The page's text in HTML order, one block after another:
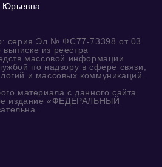
Юрьевна
серия Эл № ФС77-73398 от 03
выписке из реестра
массовой информации
по надзору в сфере связи,
и массовых коммуникаций.
материала с данного сайта
издание «ФЕДЕРАЛЬНЫЙ